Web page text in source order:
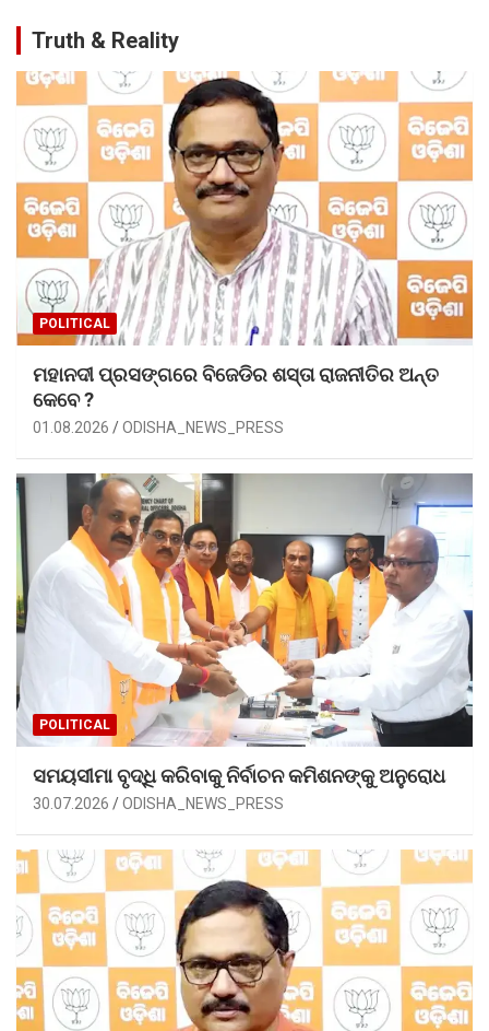
Truth & Reality
POLITICAL
ମହାନଦୀ ପ୍ରସଙ୍ଗରେ ବିଜେଡିର ଶସ୍ତା ରାଜନୀତିର ଅନ୍ତ
କେବେ ?
01.08.2026 ODISHA_NEWS_PRESS
POLITICAL
ସମୟସୀମା ବୃଦ୍ଧି କରିବାକୁ ନିର୍ବାଚନ କମିଶନଙ୍କୁ ଅନୁରୋଧ
30.07.2026 ODISHA_NEWS_PRESS